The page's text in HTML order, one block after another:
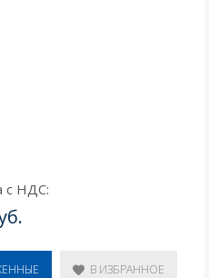
с НДС:
В ИЗБРАННОЕ